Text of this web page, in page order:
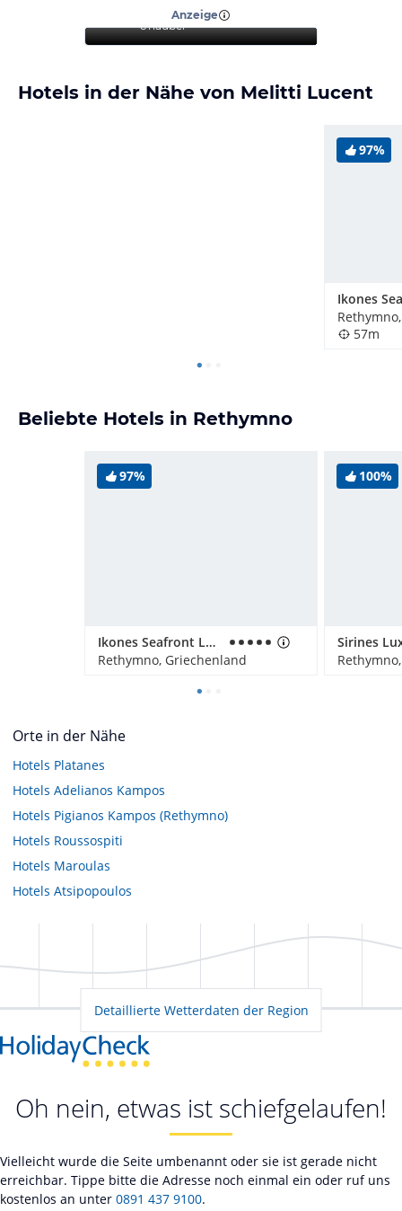
Anzeige
Urlauber
Hotels in der Nähe von Melitti Lucent
97%
57m
Beliebte Hotels in Rethymno
97%
Ikones Seafront Luxury Suites
Rethymno, Griechenland
100%
Orte in der Nähe
Hotels Platanes
Hotels Adelianos Kampos
Hotels Pigianos Kampos (Rethymno)
Hotels Roussospiti
Hotels Maroulas
Hotels Atsipopoulos
Detaillierte Wetterdaten der Region
Oh nein, etwas ist schiefgelaufen!
Vielleicht wurde die Seite umbenannt oder sie ist gerade nicht
erreichbar. Tippe bitte die Adresse noch einmal ein oder ruf uns
kostenlos an unter 0891 437 9100.